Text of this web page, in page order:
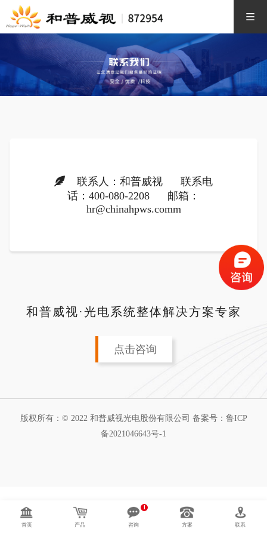
联系人：和普威视 联系电
话：400-080-2208 邮箱：
hr@chinahpws.comm
和普威视·光电系统整体解决方案专家
点击咨询
版权所有：© 2022 和普威视光电股份有限公司 备案号： 鲁ICP
备2021046643号-1
首页 产品 咨询
1
方案 联系